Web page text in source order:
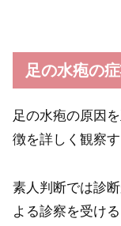
足の水疱の
足の水疱の原因
徴を詳しく観察
素人判断では診
よる診察を受け